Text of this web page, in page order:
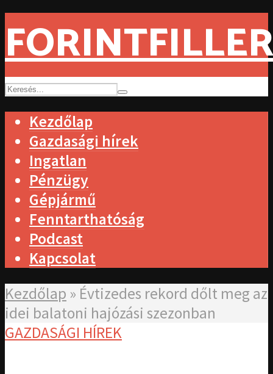
Kezdőlap
Gazdasági hírek
Ingatlan
Pénzügy
Gépjármű
Fenntarthatóság
Podcast
Kapcsolat
Kezdőlap » Évtizedes rekord dőlt meg az
idei balatoni hajózási szezonban
GAZDASÁGI HÍREK